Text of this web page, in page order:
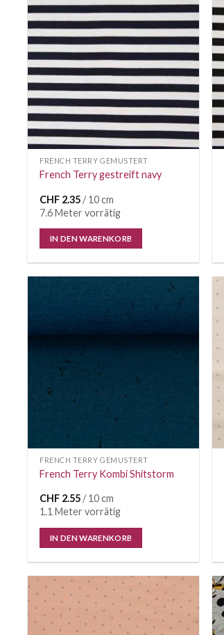
Auf die
FRENCH TERRY GEMUSTERT
French Terry gestreift navy
CHF 2.35/ 10 cm
7.6 Meter vorrätig
IN DEN WARENKORB
FRENCH TERRY GEMUSTERT
French Terry Kombi Shitstorm
CHF 2.55/ 10 cm
1.1 Meter vorrätig
IN DEN WARENKORB
Auf die
Wunschliste